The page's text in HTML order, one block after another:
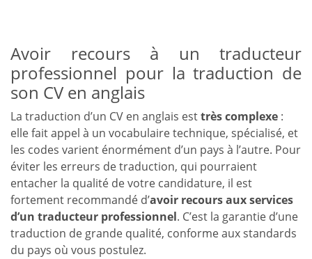
Avoir recours à un traducteur
professionnel pour la traduction de
son CV en anglais
La traduction d’un CV en anglais esttrès complexe :
elle fait appel à un vocabulaire technique, spécialisé, et
les codes varient énormément d’un pays à l’autre. Pour
éviter les erreurs de traduction, qui pourraient
entacher la qualité de votre candidature, il est
fortement recommandé d’avoir recours aux services
d’un traducteur professionnel. C’est la garantie d’une
traduction de grande qualité, conforme aux standards
du pays où vous postulez.